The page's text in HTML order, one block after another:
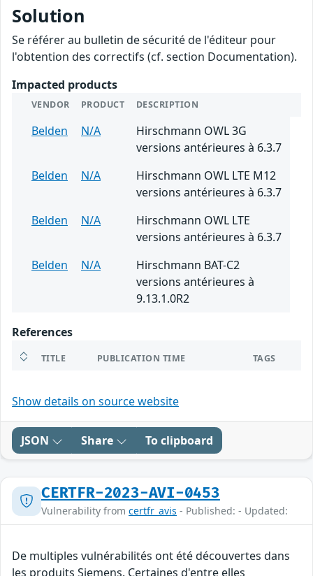
Solution
Se référer au bulletin de sécurité de l'éditeur pour
l'obtention des correctifs (cf. section Documentation).
Impacted products
VENDOR PRODUCT DESCRIPTION
Belden N/A
Hirschmann OWL 3G
versions antérieures à 6.3.7
Belden
N/A
Hirschmann OWL LTE M12
versions antérieures à 6.3.7
Belden
N/A
Hirschmann OWL LTE
versions antérieures à 6.3.7
Belden
N/A
Hirschmann BAT-C2
versions antérieures à
9.13.1.0R2
References
TITLE PUBLICATION TIME TAGS
Show details on source website
JSON Share To clipboard
CERTFR-2023-AVI-0453
Vulnerability from certfr_avis - Published: - Updated:
De multiples vulnérabilités ont été découvertes dans
les produits Siemens. Certaines d'entre elles